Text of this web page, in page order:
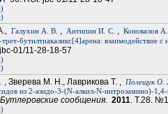
Галухин А. В. , Антипин И. С. , Коновалов
бутилтиакаликс[4]арена: взаимодействие
01/11-28-18-57
, Зверева М. Н., Лаврикова Т. , Полещук О.
из 2-азидо-3-(N-алкил-N-нитрозамино)-
сообщения. 2011. Т.28.